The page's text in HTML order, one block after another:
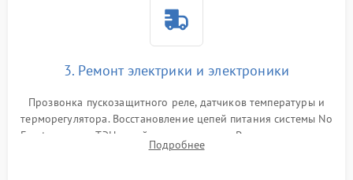
3. Ремонт электрики и электроники
Прозвонка пускозащитного реле, датчиков температуры и
терморегулятора. Восстановление цепей питания системы No
Frost, включая ТЭН оттайки и вентилятор. Ремонт или замена
платы управления при сбоях алгоритмов.
Подробнее